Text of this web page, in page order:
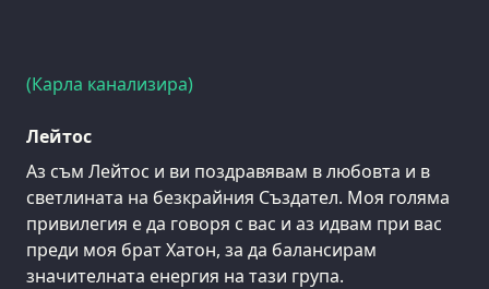
(Карла канализира)
Лейтос
Аз съм Лейтос и ви поздравявам в любовта и в
светлината на безкрайния Създател. Моя голяма
привилегия е да говоря с вас и аз идвам при вас
преди моя брат Хатон, за да балансирам
значителната енергия на тази група.